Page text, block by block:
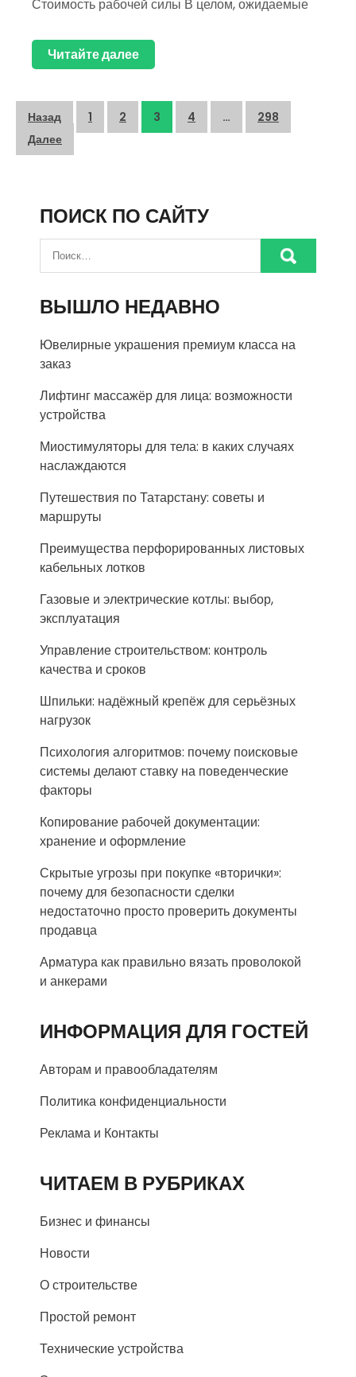
Стоимость рабочей силы В целом, ожидаемые
Читайте далее
Пагинация
записей
Назад 1 2 3 4 …
298
Далее
ПОИСК ПО САЙТУ
ВЫШЛО НЕДАВНО
Ювелирные украшения премиум класса на
заказ
Лифтинг массажёр для лица: возможности
устройства
Миостимуляторы для тела: в каких случаях
наслаждаются
Путешествия по Татарстану: советы и
маршруты
Преимущества перфорированных листовых
кабельных лотков
Газовые и электрические котлы: выбор,
эксплуатация
Управление строительством: контроль
качества и сроков
Шпильки: надёжный крепёж для серьёзных
нагрузок
Психология алгоритмов: почему поисковые
системы делают ставку на поведенческие
факторы
Копирование рабочей документации:
хранение и оформление
Скрытые угрозы при покупке «вторички»:
почему для безопасности сделки
недостаточно просто проверить документы
продавца
Арматура как правильно вязать проволокой
и анкерами
ИНФОРМАЦИЯ ДЛЯ ГОСТЕЙ
Авторам и правообладателям
Политика конфиденциальности
Реклама и Контакты
ЧИТАЕМ В РУБРИКАХ
Бизнес и финансы
Новости
О строительстве
Простой ремонт
Технические устройства